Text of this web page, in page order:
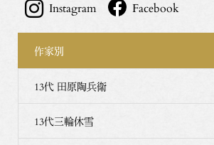
Instagram Facebook
作家別
13代 田原陶兵衛
13代三輪休雪